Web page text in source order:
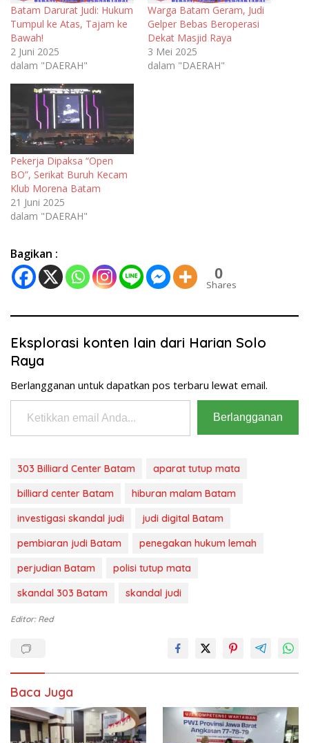
Batam Darurat Judi: Hukum
Tumpul ke Atas, Tajam ke
Bawah!
2 Juni 2025
dalam "DAERAH"
Warga Batam Geram, Judi
Gelper Bebas Beroperasi
Dekat Masjid Raya
3 Mei 2025
dalam "DAERAH"
Pekerja Dipaksa “Open
BO”, Serikat Buruh Kecam
Klub Morena Batam
21 Juni 2025
dalam "DAERAH"
Bagikan :
0
Shares
Eksplorasi konten lain dari Harian Solo
Raya
Berlangganan untuk dapatkan pos terbaru lewat email.
Ketikkan email Anda...
Berlangganan
303 Billiard Center Batam
aparat tutup mata
billiard center Batam
hiburan malam Batam
investigasi skandal judi
judi digital Batam
pembiaran judi Batam
penegakan hukum lemah
perjudian Batam
polisi tutup mata
skandal 303 Batam
skandal judi
Editor: Red
Baca Juga